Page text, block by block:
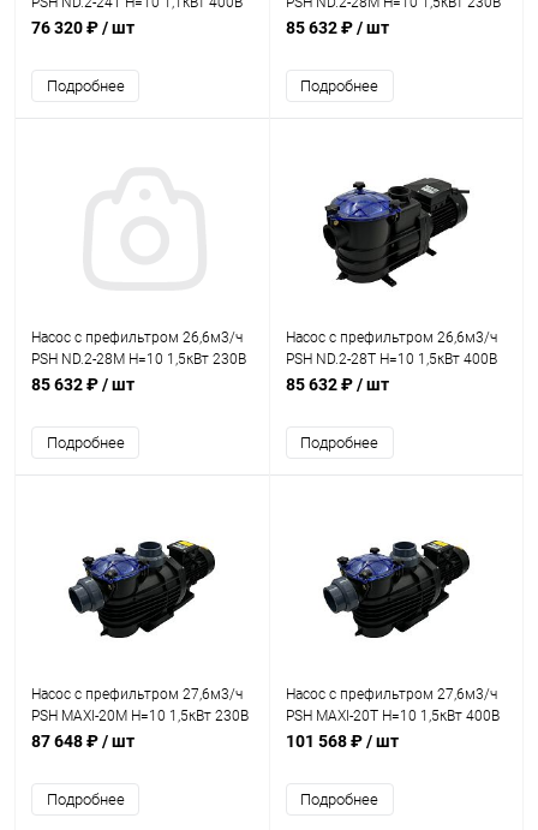
(морская вода) (1ND20150T4V)
76 320 ₽/ шт
Подробнее
(морская вода) (1ND20200M2V)
85 632 ₽/ шт
Подробнее
Насос с префильтром 26,6м3/ч
PSH ND.2-28M Н=10 1,5кВт 230В
(морская вода) (1ND22200M2V)
85 632 ₽/ шт
Подробнее
Насос с префильтром 26,6м3/ч
PSH ND.2-28T Н=10 1,5кВт 400В
(морская вода) (1ND20200T4V)
85 632 ₽/ шт
Подробнее
Насос с префильтром 27,6м3/ч
PSH MAXI-20M Н=10 1,5кВт 230В
(морская вода) (1MAX0200M2V)
87 648 ₽/ шт
Подробнее
Насос с префильтром 27,6м3/ч
PSH MAXI-20T Н=10 1,5кВт 400В
(морская вода) (1MAX0200T4V)
101 568 ₽/ шт
Подробнее